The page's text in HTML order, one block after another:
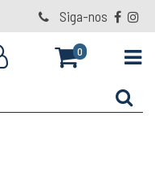
Siga-nos
0